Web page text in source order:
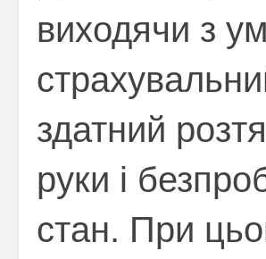
виходячи з
здатний
руки і
стан. При